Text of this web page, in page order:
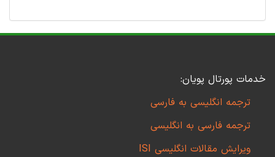
خدمات پورتال پویان:
ترجمه انگلیسی به فارسی
ترجمه فارسی به انگلیسی
ویرایش مقالات انگلیسی ISI